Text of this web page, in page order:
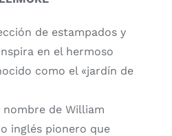
de estampados y
en el hermoso
como el «jardín de
de William
inglés pionero que